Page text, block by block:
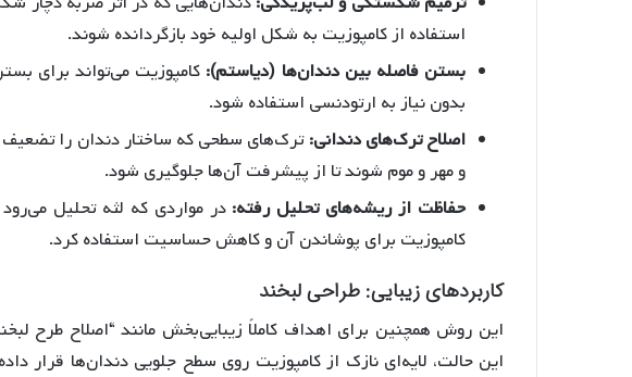
استفاده از کامپوزیت به شکل اولیه خود بازگردانده شوند.
بستن فاصله بین دندان‌ها (دیاستم): کامپوزیت می‌تواند برای
بدون نیاز به ارتودنسی استفاده شود.
اصلاح ترک‌های دندانی:ترک‌های سطحی که ساختار دندان را تضعیف
و مهر و موم شوند تا از پیشرفت آن‌ها جلوگیری شود.
حفاظت از ریشه‌های تحلیل رفته: در مواردی که لثه تحلیل
کامپوزیت برای پوشاندن آن و کاهش حساسیت استفاده کرد.
کاربردهای زیبایی: طراحی لبخند
این روش همچنین برای اهداف کاملاً زیبایی‌بخش مانند “اصلاح طرح
این حالت، لایه‌ای نازک از کامپوزیت روی سطح جلویی دندان‌ها قرار